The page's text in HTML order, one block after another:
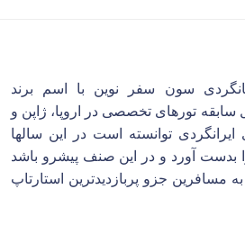
سون سفر نوین با اسم برند
و بیش از 7 سال سابقه تورهای تخصصی در اروپا، ژاپن و
ایرانگردی توانسته است در این سالها
بدست آورد و در این صنف پیشرو باشد
مسافرین جزو پربازدیدترین استارتاپ